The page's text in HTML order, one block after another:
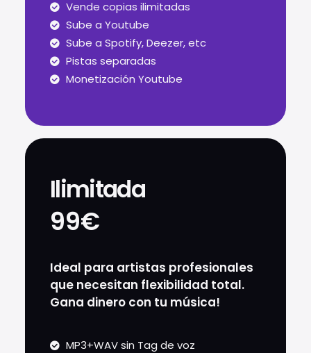
Vende copias ilimitadas
Sube a Youtube
Sube a Spotify, Deezer, etc
Pistas separadas
Monetización Youtube
Ilimitada
99€
Ideal para artistas profesionales
que necesitan flexibilidad total.
Gana dinero con tu música!
MP3+WAV sin Tag de voz